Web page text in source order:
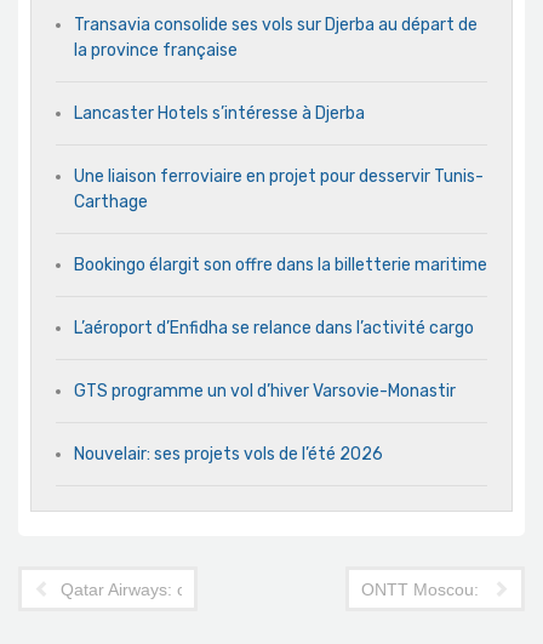
Transavia consolide ses vols sur Djerba au départ de
la province française
Lancaster Hotels s’intéresse à Djerba
Une liaison ferroviaire en projet pour desservir Tunis-
Carthage
Bookingo élargit son offre dans la billetterie maritime
L’aéroport d’Enfidha se relance dans l’activité cargo
GTS programme un vol d’hiver Varsovie-Monastir
Nouvelair: ses projets vols de l’été 2026
Qatar Airways: opération promotionnelle au départ de Tunis
ONTT Moscou: le